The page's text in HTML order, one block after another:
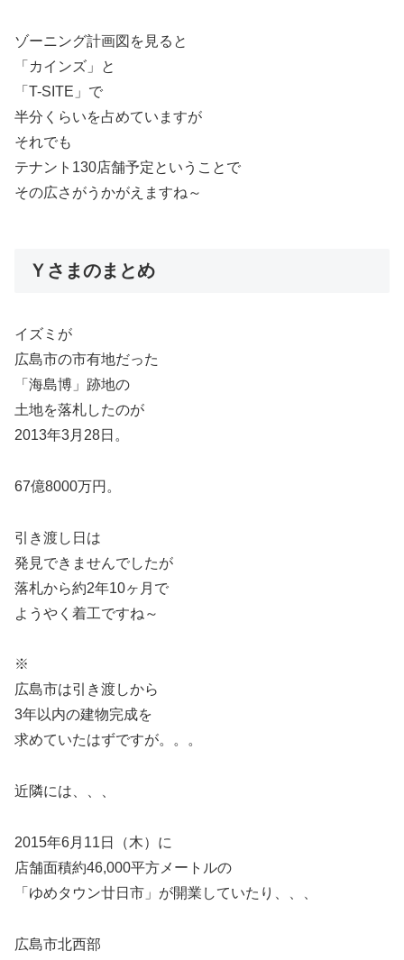
ゾーニング計画図を見ると
「カインズ」と
「T-SITE」で
半分くらいを占めていますが
それでも
テナント130店舗予定ということで
その広さがうかがえますね～
Ｙさまのまとめ
イズミが
広島市の市有地だった
「海島博」跡地の
土地を落札したのが
2013年3月28日。
67億8000万円。
引き渡し日は
発見できませんでしたが
落札から約2年10ヶ月で
ようやく着工ですね～
※
広島市は引き渡しから
3年以内の建物完成を
求めていたはずですが。。。
近隣には、、、
2015年6月11日（木）に
店舗面積約46,000平方メートルの
「ゆめタウン廿日市」が開業していたり、、、
広島市北西部